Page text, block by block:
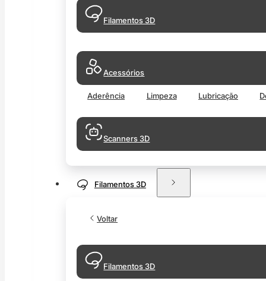
Filamentos 3D
Acessórios
Aderência Limpeza Lubricação
Scanners 3D
Filamentos 3D
Voltar
Filamentos 3D